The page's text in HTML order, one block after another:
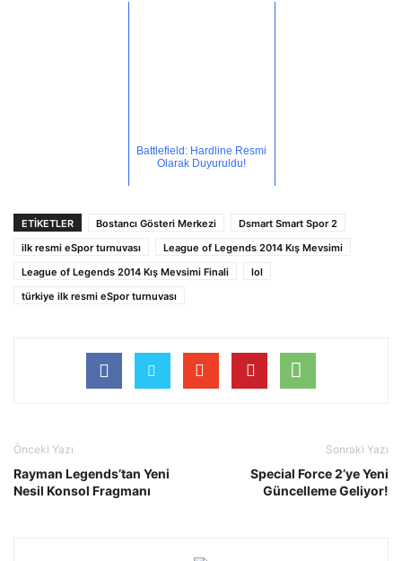
Battlefield: Hardline Resmi
Olarak Duyuruldu!
ETİKETLER Bostancı Gösteri Merkezi
Dsmart Smart Spor 2
ilk resmi eSpor turnuvası
League of Legends 2014 Kış Mevsimi
League of Legends 2014 Kış Mevsimi Finali
lol
türkiye ilk resmi eSpor turnuvası
Önceki Yazı
Rayman Legends’tan Yeni
Nesil Konsol Fragmanı
Sonraki Yazı
Special Force 2’ye Yeni
Güncelleme Geliyor!